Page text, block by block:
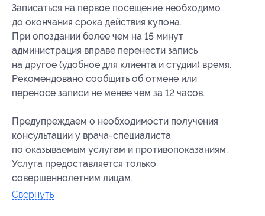
Записаться на первое посещение необходимо
до окончания срока действия купона.
При опоздании более чем на 15 минут
администрация вправе перенести запись
на другое (удобное для клиента и студии) время.
Рекомендовано сообщить об отмене или
переносе записи не менее чем за 12 часов.
Предупреждаем о необходимости получения
консультации у врача-специалиста
по оказываемым услугам и противопоказаниям.
Услуга предоставляется только
совершеннолетним лицам.
Свернуть